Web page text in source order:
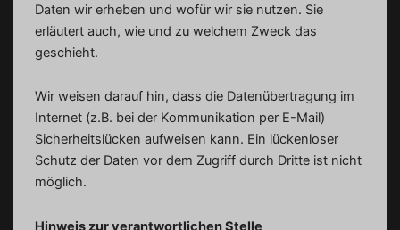
Daten wir erheben und wofür wir sie nutzen. Sie
erläutert auch, wie und zu welchem Zweck das
geschieht.
Wir weisen darauf hin, dass die Datenübertragung im
Internet (z.B. bei der Kommunikation per E-Mail)
Sicherheitslücken aufweisen kann. Ein lückenloser
Schutz der Daten vor dem Zugriff durch Dritte ist nicht
möglich.
Hinweis zur verantwortlichen Stelle